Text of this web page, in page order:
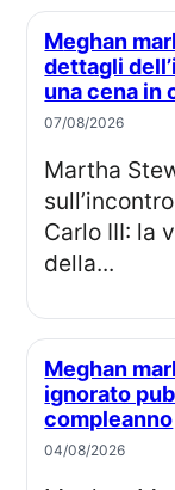
Meghan markle avrebbe raccontato
dettagli
una cena in
07/08/2026
Martha Stewart svela dettagli
Carlo III: la
della...
Meghan markle, perché la famiglia reale ha
ignorato
compleanno
04/08/2026